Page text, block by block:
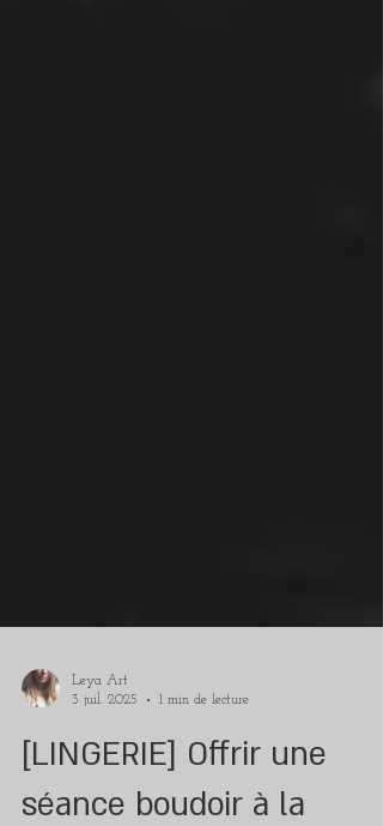
3 juil. 2025
1 min de lecture
[LINGERIE] Offrir une